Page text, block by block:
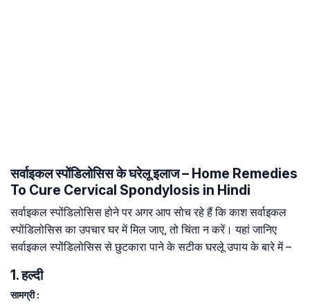
सर्वाइकल स्पोंडिलोसिस के घरेलू इलाज – Home Remedies
To Cure Cervical Spondylosis in Hindi
सर्वाइकल स्पोंडिलोसिस होने पर अगर आप सोच रहे हैं कि काश सर्वाइकल
स्पोंडिलोसिस का उपचार घर में मिल जाए, तो चिंता न करें। यहां जानिए
सर्वाइकल स्पोंडिलोसिस से छुटकारा पाने के सटीक घरलेू उपाय के बारे में –
1. हल्दी
सामग्री :